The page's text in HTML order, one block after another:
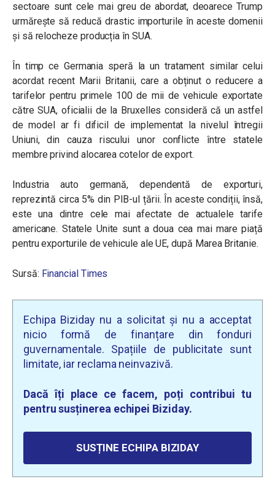
sectoare sunt cele mai greu de abordat, deoarece Trump
urmărește să reducă drastic importurile în aceste domenii
și să relocheze producția în SUA.
În timp ce Germania speră la un tratament similar celui
acordat recent Marii Britanii, care a obținut o reducere a
tarifelor pentru primele 100 de mii de vehicule exportate
către SUA, oficialii de la Bruxelles consideră că un astfel
de model ar fi dificil de implementat la nivelul întregii
Uniuni, din cauza riscului unor conflicte între statele
membre privind alocarea cotelor de export.
Industria auto germană, dependentă de exporturi,
reprezintă circa 5% din PIB-ul țării. În aceste condiții, însă,
este una dintre cele mai afectate de actualele tarife
americane. Statele Unite sunt a doua cea mai mare piață
pentru exporturile de vehicule ale UE, după Marea Britanie.
Sursă: Financial Times
Echipa Biziday nu a solicitat și nu a acceptat
nicio formă de finanțare din fonduri
guvernamentale. Spațiile de publicitate sunt
limitate, iar reclama neinvazivă.
Dacă îți place ce facem, poți contribui tu
pentru susținerea echipei Biziday.
SUSȚINE ECHIPA BIZIDAY